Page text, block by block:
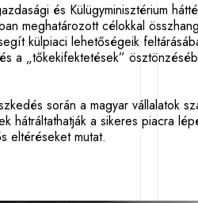
és Külügyminisztérium
meghatározott célokkal
külpiaci lehetőségeik
a „tőkekifektetések”
során a magyar vállalatok
hátráltathatják a sikeres piacra
eltéréseket mutat.